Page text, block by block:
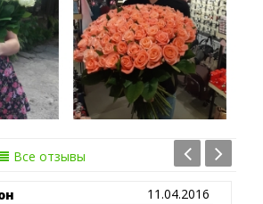
Все отзывы
11.04.2016